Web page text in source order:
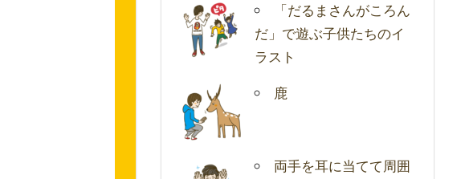
「だるまさんがころん
だ」で遊ぶ子供たちのイ
ラスト
鹿
両手を耳に当てて周囲